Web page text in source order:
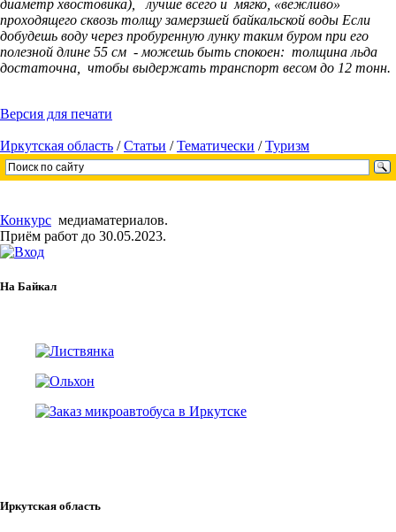
диаметр хвостовика), лучше всего и мягко, «вежливо»
проходящего сквозь толщу замерзшей байкальской воды Если
добудешь воду через пробуренную лунку таким буром при его
полезной длине 55 см - можешь быть спокоен: толщина льда
достаточна, чтобы выдержать транспорт весом до 12 тонн.
Версия для печати
Иркутская область /Cтатьи /Тематически /Туризм
Конкурс медиаматериалов.
Приём работ до 30.05.2023.
На Байкал
Иркутская область